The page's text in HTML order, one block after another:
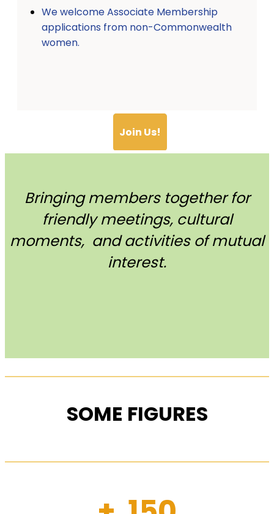
We welcome Associate Membership
applications from non-Commonwealth
women.
Join Us!
Bringing members together for
friendly meetings, cultural
moments, and activities of mutual
interest.
SOME FIGURES